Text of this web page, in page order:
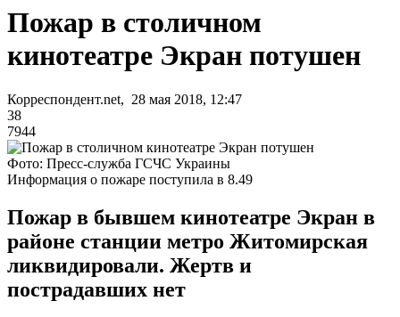
Пожар в столичном
кинотеатре Экран потушен
Корреспондент.net, 28 мая 2018, 12:47
38
7944
Фото: Пресс-служба ГСЧС Украины
Информация о пожаре поступила в 8.49
Пожар в бывшем кинотеатре Экран в
районе станции метро Житомирская
ликвидировали. Жертв и
пострадавших нет